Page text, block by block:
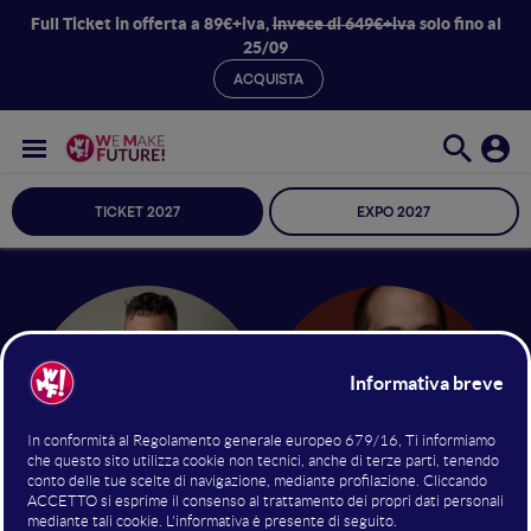
Full Ticket in offerta a 89€+iva,invece di 649€+ivasolo fino al
25/09
ACQUISTA
TICKET 2027 EXPO 2027